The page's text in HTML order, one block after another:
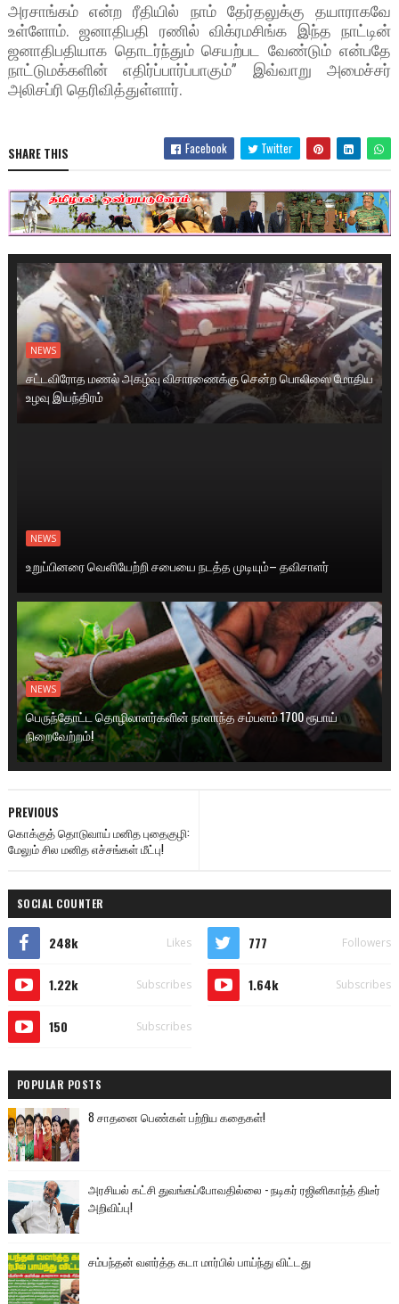
அரசாங்கம் என்ற ரீதியில் நாம் தேர்தலுக்கு தயாராகவே
உள்ளோம். ஜனாதிபதி ரணில் விக்ரமசிங்க இந்த நாட்டின்
ஜனாதிபதியாக தொடர்ந்தும் செயற்பட வேண்டும் என்பதே
நாட்டுமக்களின் எதிர்ப்பார்ப்பாகும்” இவ்வாறு அமைச்சர்
அலிசப்ரி தெரிவித்துள்ளார்.
SHARE THIS Facebook Twitter
NEWS
சட்டவிரோத மணல் அகழ்வு விசாரணைக்கு சென்ற பொலிஸை மோதிய
உழவு இயந்திரம்
NEWS
உறுப்பினரை வெளியேற்றி சபையை நடத்த முடியும்– தவிசாளர்
NEWS
பெருந்தோட்ட தொழிலாளர்களின் நாளாந்த சம்பளம் 1700 ரூபாய்
நிறைவேற்றம்!
PREVIOUS
கொக்குத் தொடுவாய் மனித புதைகுழி:
மேலும் சில மனித எச்சங்கள் மீட்பு!
SOCIAL COUNTER
248k Likes 777 Followers
1.22k Subscribes 1.64k Subscribes
150 Subscribes
POPULAR POSTS
8 சாதனை பெண்கள் பற்றிய கதைகள்!
அரசியல் கட்சி துவங்கப்போவதில்லை - நடிகர் ரஜினிகாந்த் திடீர்
அறிவிப்பு!
சம்பந்தன் வளர்த்த கடா மார்பில் பாய்ந்து விட்டது